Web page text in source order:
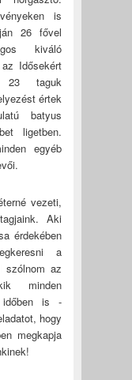
is
26 fővel
kiváló
Idősekért
23 taguk
értek
batyus
ligetben.
egyéb
vezeti,
Aki
érdekében
a
szólnom az
minden
is -
hogy
megkapja